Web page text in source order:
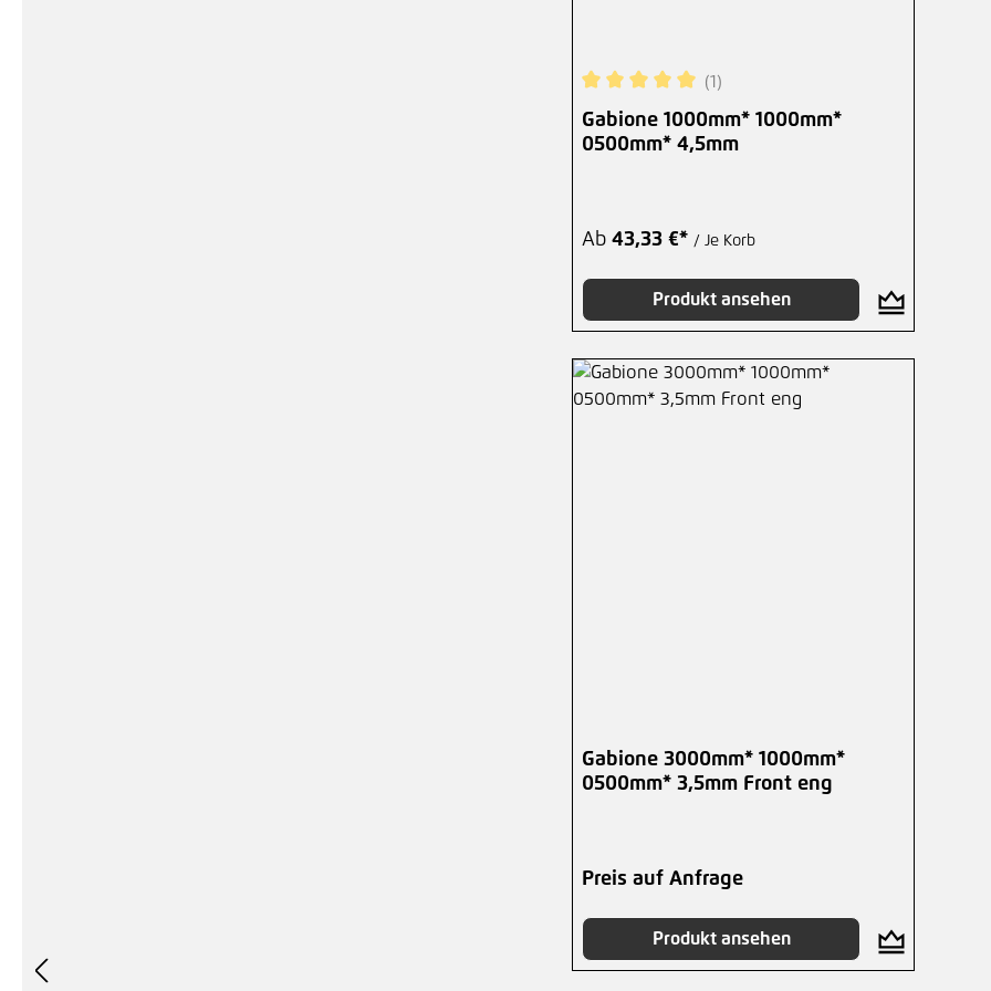
Durchschnittliche Bewertung von 5 von 5
(1)
Gabione 1000mm* 1000mm*
0500mm* 4,5mm
Ab 43,33 €* / Je Korb
Produkt ansehen
Gabione 3000mm* 1000mm*
0500mm* 3,5mm Front eng
Preis auf Anfrage
Produkt ansehen